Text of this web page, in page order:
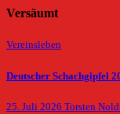
Versäumt
Vereinsleben
Deutscher Schachgipfel
25. Juli 2026 Torsten